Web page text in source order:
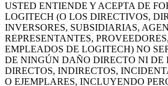
USTED ENTIENDE Y ACEPTA DE
LOGITECH (O LOS DIRECTIVOS,
INVERSORES, SUBSIDIARIAS,
REPRESENTANTES,
EMPLEADOS DE LOGITECH) NO
DE NINGÚN DAÑO DIRECTO NI DE
DIRECTOS, INDIRECTOS,
O EJEMPLARES, INCLUYENDO